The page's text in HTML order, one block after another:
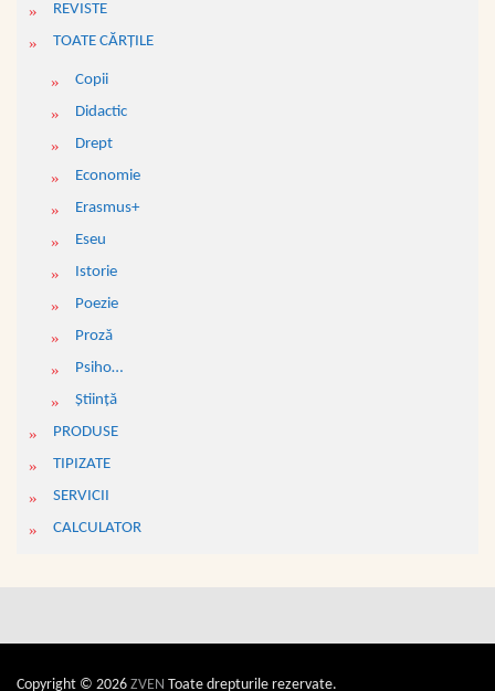
REVISTE
TOATE CĂRŢILE
Copii
Didactic
Drept
Economie
Erasmus+
Eseu
Istorie
Poezie
Proză
Psiho…
Ştiinţă
PRODUSE
TIPIZATE
SERVICII
CALCULATOR
Copyright © 2026 ZVEN Toate drepturile rezervate.